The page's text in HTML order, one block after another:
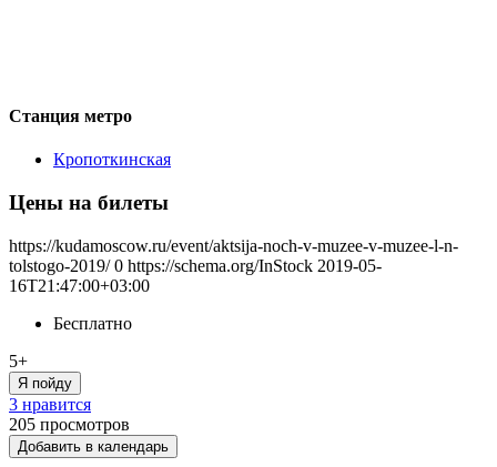
Станция метро
Кропоткинская
Цены на билеты
https://kudamoscow.ru/event/aktsija-noch-v-muzee-v-muzee-l-n-
tolstogo-2019/ 0 https://schema.org/InStock 2019-05-
16T21:47:00+03:00
Бесплатно
5+
Я пойду
3 нравится
205 просмотров
Добавить в календарь